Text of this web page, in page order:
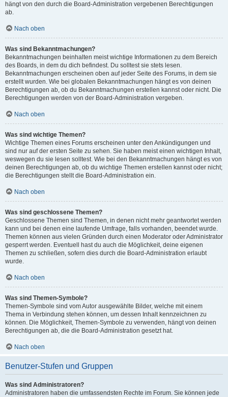
hängt von den durch die Board-Administration vergebenen Berechtigungen
ab.
Nach oben
Was sind Bekanntmachungen?
Bekanntmachungen beinhalten meist wichtige Informationen zu dem Bereich
des Boards, in dem du dich befindest. Du solltest sie stets lesen.
Bekanntmachungen erscheinen oben auf jeder Seite des Forums, in dem sie
erstellt wurden. Wie bei globalen Bekanntmachungen hängt es von deinen
Berechtigungen ab, ob du Bekanntmachungen erstellen kannst oder nicht. Die
Berechtigungen werden von der Board-Administration vergeben.
Nach oben
Was sind wichtige Themen?
Wichtige Themen eines Forums erscheinen unter den Ankündigungen und
sind nur auf der ersten Seite zu sehen. Sie haben meist einen wichtigen Inhalt,
weswegen du sie lesen solltest. Wie bei den Bekanntmachungen hängt es von
deinen Berechtigungen ab, ob du wichtige Themen erstellen kannst oder nicht;
die Berechtigungen stellt die Board-Administration ein.
Nach oben
Was sind geschlossene Themen?
Geschlossene Themen sind Themen, in denen nicht mehr geantwortet werden
kann und bei denen eine laufende Umfrage, falls vorhanden, beendet wurde.
Themen können aus vielen Gründen durch einen Moderator oder Administrator
gesperrt werden. Eventuell hast du auch die Möglichkeit, deine eigenen
Themen zu schließen, sofern dies durch die Board-Administration erlaubt
wurde.
Nach oben
Was sind Themen-Symbole?
Themen-Symbole sind vom Autor ausgewählte Bilder, welche mit einem
Thema in Verbindung stehen können, um dessen Inhalt kennzeichnen zu
können. Die Möglichkeit, Themen-Symbole zu verwenden, hängt von deinen
Berechtigungen ab, die die Board-Administration gesetzt hat.
Nach oben
Benutzer-Stufen und Gruppen
Was sind Administratoren?
Administratoren haben die umfassendsten Rechte im Forum. Sie können jede